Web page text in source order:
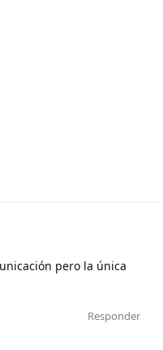
pero la única
Responder